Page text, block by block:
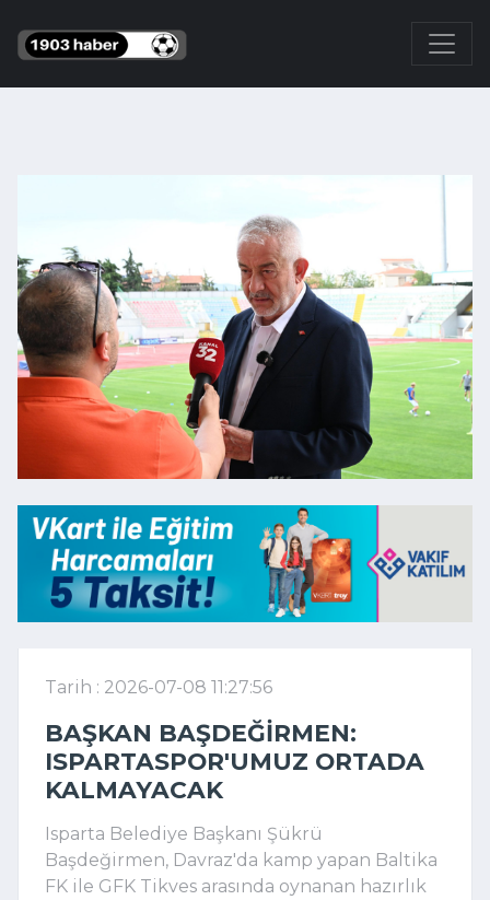
Tarih : 2026-07-08 11:27:56
BAŞKAN BAŞDEĞIRMEN:
ISPARTASPOR'UMUZ ORTADA
KALMAYACAK
Isparta Belediye Başkanı Şükrü
Başdeğirmen, Davraz'da kamp yapan Baltika
FK ile GFK Tikves arasında oynanan hazırlık